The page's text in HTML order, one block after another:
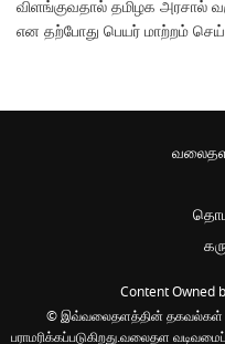
விளங்குவதால் தமிழக அரசால்
என தற்போது பெயர் மாற்றம்
Content Owned
© இவ்வலைதளத்தின் தகவல்கள்
பராமரிக்கப்படுகிறது.வலைதள